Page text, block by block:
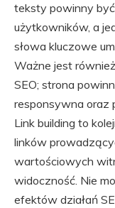
teksty powinny
użytkowników, a
słowa kluczowe
Ważne jest
SEO; strona
responsywna oraz
Link building to
linków
wartościowych
widoczność. Nie
efektów działań